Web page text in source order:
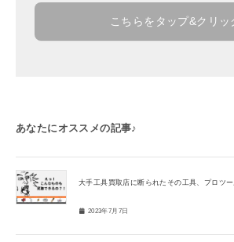
こちらをタップ&クリッ
あなたにオススメの記事♪
大手工具買取店に断られたその工具、プロツ
2023年7月7日